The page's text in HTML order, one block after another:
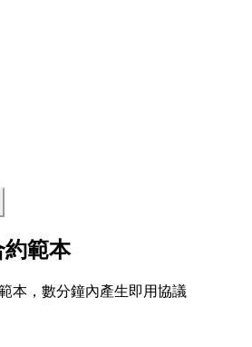
約範本
本，數分鐘內產生即用協議